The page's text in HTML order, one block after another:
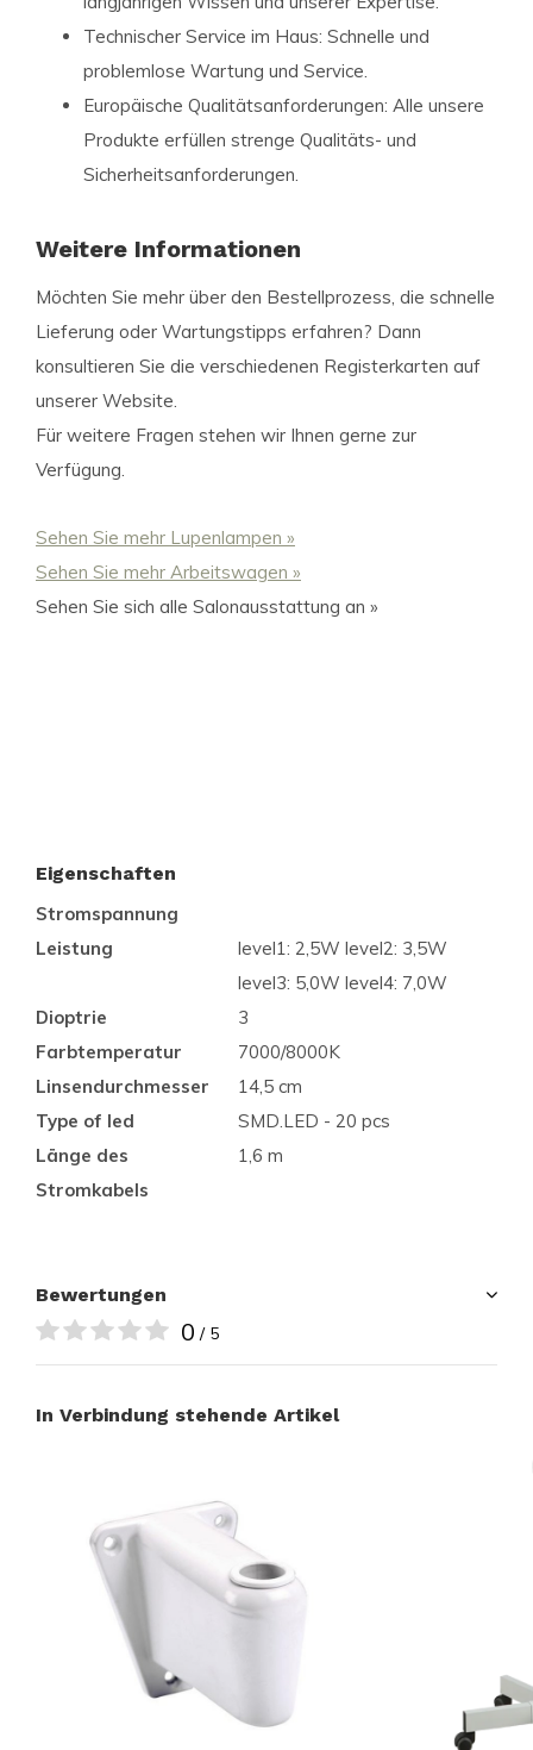
Technischer Service im Haus: Schnelle und
problemlose Wartung und Service.
Europäische Qualitätsanforderungen: Alle unsere
Produkte erfüllen strenge Qualitäts- und
Sicherheitsanforderungen.
Weitere Informationen
Möchten Sie mehr über den Bestellprozess, die schnelle
Lieferung oder Wartungstipps erfahren? Dann
konsultieren Sie die verschiedenen Registerkarten auf
unserer Website.
Für weitere Fragen stehen wir Ihnen gerne zur
Verfügung.
Sehen Sie mehr Lupenlampen »
Sehen Sie mehr Arbeitswagen »
Sehen Sie sich alle Salonausstattung an »
Eigenschaften
Stromspannung
Leistung
level1: 2,5W level2: 3,5W
level3: 5,0W level4: 7,0W
Dioptrie
3
Farbtemperatur
7000/8000K
Linsendurchmesser
14,5 cm
Type of led
SMD.LED - 20 pcs
Länge des
Stromkabels
1,6 m
Bewertungen
0 / 5
In Verbindung stehende Artikel